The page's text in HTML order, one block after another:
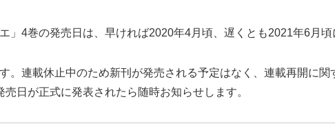
」4巻の発売日は、早ければ2020年4月頃、遅くとも2021年6月頃
。連載休止中のため新刊が発売される予定はなく、連載再開に
日が正式に発表されたら随時お知らせします。